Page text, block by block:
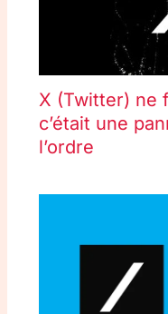
X (Twitter) ne
c’était une
l’ordre